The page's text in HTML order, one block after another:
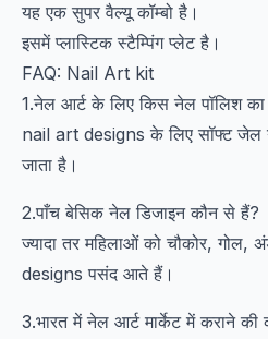
यह एक सुपर वैल्यू कॉम्बो है।
इसमें प्लास्टिक स्टैम्पिंग प्लेट है।
FAQ: Nail Art kit
1.नेल आर्ट के लिए किस नेल पॉलिश का
nail art designs के लिए सॉफ्ट जेल
जाता है।
2.पाँच बेसिक नेल डिजाइन कौन से हैं?
ज्यादा तर महिलाओं को चौकोर, गोल,
designs पसंद आते हैं।
3.भारत में नेल आर्ट मार्केट में कराने की